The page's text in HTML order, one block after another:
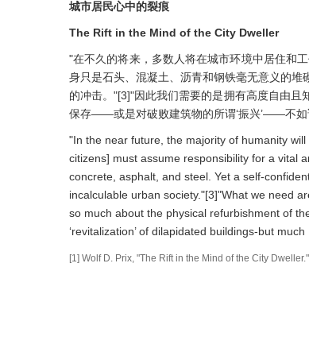
城市居民心中的裂痕
The Rift in the Mind of the City Dweller
"在不久的将来，多数人将在城市环境中居住和
身只是石头、混凝土、沥青和钢铁毫无意义的
的冲击。"[3]"因此我们需要的是拥有高度自由
保存——或是对破败建筑物的所谓‘振兴’——不如
"In the near future, the majority of humanity
citizens] must assume responsibility for a vital
concrete, asphalt, and steel. Yet a self-
incalculable urban society."[3]"What we need
so much about the physical refurbishment of
‘revitalization’ of dilapidated buildings-but
[1] Wolf D. Prix, "The Rift in the Mind of the City